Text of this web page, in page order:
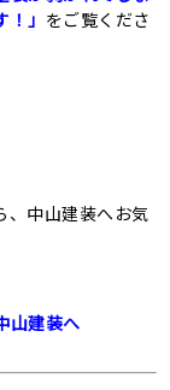
」 をご覧くださ
、中山建装へお気
山建装へ